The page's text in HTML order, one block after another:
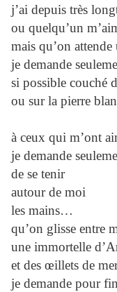
j’ai depuis très
ou quelqu’un
mais qu’on
je demande
si possible couché
ou sur la pierre
à ceux qui m’ont
je demande
de se tenir
autour de moi
les mains…
qu’on glisse entre
une immortelle
et des œillets de
je demande pour